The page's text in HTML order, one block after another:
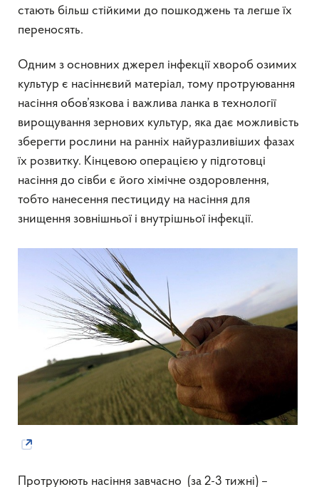
стають більш стійкими до пошкоджень та легше їх
переносять.
Одним з основних джерел інфекції хвороб озимих
культур є насіннєвий матеріал, тому протруювання
насіння обов’язкова і важлива ланка в технології
вирощування зернових культур, яка дає можливість
зберегти рослини на ранніх найуразливіших фазах
їх розвитку. Кінцевою операцією у підготовці
насіння до сівби є його хімічне оздоровлення,
тобто нанесення пестициду на насіння для
знищення зовнішньої і внутрішньої інфекції.
Протруюють насіння завчасно (за 2-3 тижні) –